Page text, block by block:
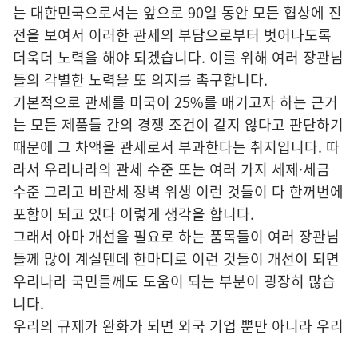
는 대한민국으로서는 앞으로 90일 동안 모든 협상에 진
전을 보여서 이러한 관세의 부담으로부터 벗어나도록
더욱더 노력을 해야 되겠습니다. 이를 위해 여러 장관님
들의 각별한 노력을 또 의지를 촉구합니다.
기본적으로 관세를 미국이 25%를 매기고자 하는 근거
는 모든 제품들 간의 경쟁 조건이 같지 않다고 판단하기
때문에 그 차액을 관세로서 부과한다는 취지입니다. 따
라서 우리나라의 관세 수준 또는 여러 가지 세제·세금
수준 그리고 비관세 장벽 위생 이런 것들이 다 한꺼번에
포함이 되고 있다 이렇게 생각을 합니다.
그래서 아마 개선을 필요로 하는 품목들이 여러 장관님
들께 많이 계실텐데 한마디로 이런 것들이 개선이 되면
우리나라 국민들께도 도움이 되는 부분이 굉장히 많습
니다.
우리의 규제가 완화가 되면 외국 기업 뿐만 아니라 우리